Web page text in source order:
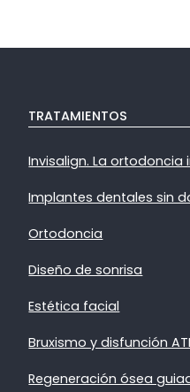
TRATAMIENTOS
Invisalign. La ortodoncia
Implantes dentales sin
Ortodoncia
Diseño de sonrisa
Estética facial
Bruxismo y disfunción
Regeneración ósea